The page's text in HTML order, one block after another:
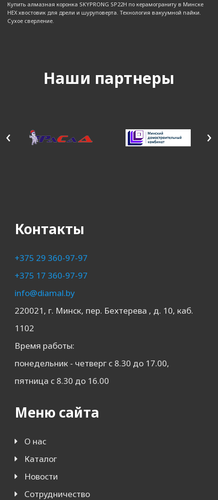
Купить алмазная коронка SKYPRONG SP22H по керамограниту в Минске
HEX хвостовик для дрели и шуруповерта. Технология вакуумной пайки.
Сухое сверление.
Наши партнеры
‹ ›
Контакты
+375 29 360-97-97
+375 17 360-97-97
info@diamal.by
220021, г. Минск, пер. Бехтерева , д. 10, каб.
1102
Время работы:
понедельник - четверг с 8.30 до 17.00,
пятница с 8.30 до 16.00
Меню сайта
О нас
Каталог
Новости
Сотрудничество